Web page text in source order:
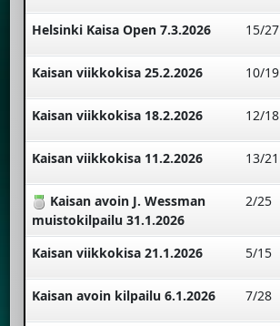
Helsinki Kaisa Open 7.3.2026 15/27
Kaisan viikkokisa 25.2.2026 10/19
Kaisan viikkokisa 18.2.2026 12/18
Kaisan viikkokisa 11.2.2026 13/21
Kaisan avoin J. Wessman
muistokilpailu 31.1.2026
2/25
Kaisan viikkokisa 21.1.2026 5/15
Kaisan avoin kilpailu 6.1.2026 7/28